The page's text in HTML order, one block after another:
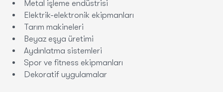
Metal işleme endüstrisi
Elektrik-elektronik ekipmanları
Tarım makineleri
Beyaz eşya üretimi
Aydınlatma sistemleri
Spor ve fitness ekipmanları
Dekoratif uygulamalar